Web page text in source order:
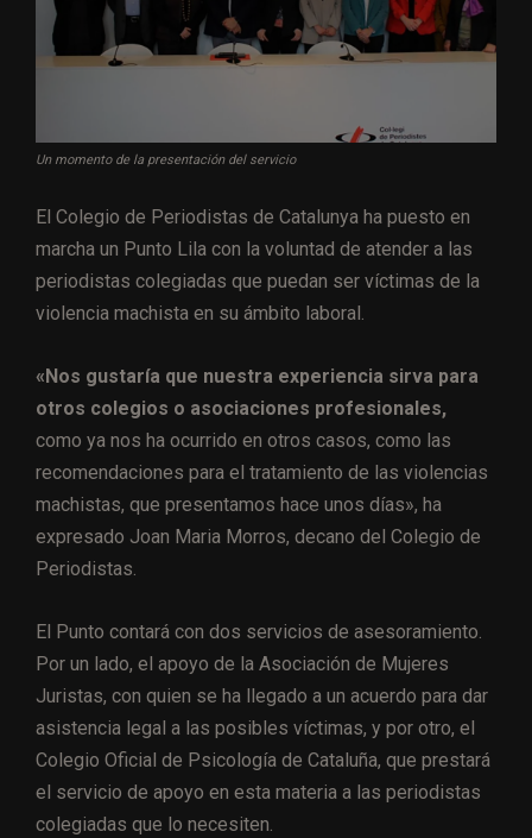
Un momento de la presentación del servicio
El Colegio de Periodistas de Catalunya ha puesto en
marcha un Punto Lila con la voluntad de atender a las
periodistas colegiadas que puedan ser víctimas de la
violencia machista en su ámbito laboral.
«Nos gustaría que nuestra experiencia sirva para
otros colegios o asociaciones profesionales,
como ya nos ha ocurrido en otros casos, como las
recomendaciones para el tratamiento de las violencias
machistas, que presentamos hace unos días», ha
expresado Joan Maria Morros, decano del Colegio de
Periodistas.
El Punto contará con dos servicios de asesoramiento.
Por un lado, el apoyo de la Asociación de Mujeres
Juristas, con quien se ha llegado a un acuerdo para dar
asistencia legal a las posibles víctimas, y por otro, el
Colegio Oficial de Psicología de Cataluña, que prestará
el servicio de apoyo en esta materia a las periodistas
colegiadas que lo necesiten.